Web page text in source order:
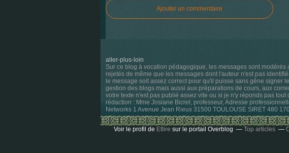
Ajouter un commentaire
aller-plus-loin
Sur ce blog à vocation pédagogique, les messages sont
rejetés de même que les messages dont l'auteur n'est pas
le message soit assez correct pour qu'il puisse sans gêne
gestion des blogs mais aussi aux préparations de cours, aux
votre texte n'est pas publié assez vite ou si je n'y réponds pas
rédaction : Mme Josiane Bicrel, professeur, Adresse
Networks 1 Avenue Jean Rieux 31500 TOULOUSE SIRET 480
Voir le profil de Etlire sur le portail Overblog Top articles